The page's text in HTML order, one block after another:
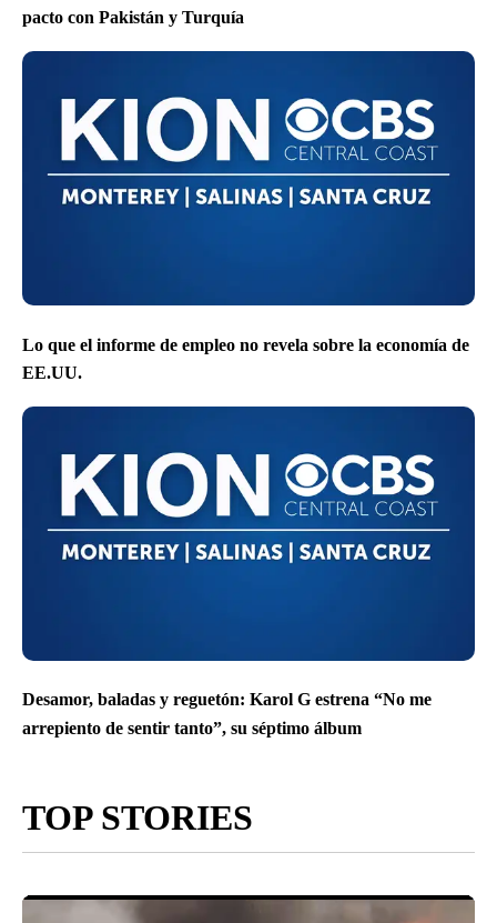
pacto con Pakistán y Turquía
Lo que el informe de empleo no revela sobre la economía de
EE.UU.
Desamor, baladas y reguetón: Karol G estrena “No me
arrepiento de sentir tanto”, su séptimo álbum
TOP STORIES